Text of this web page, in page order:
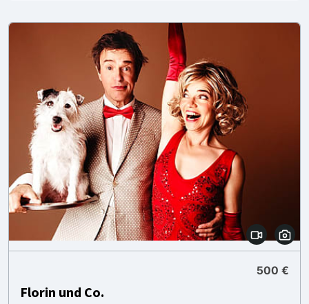
500 €
Florin und Co.